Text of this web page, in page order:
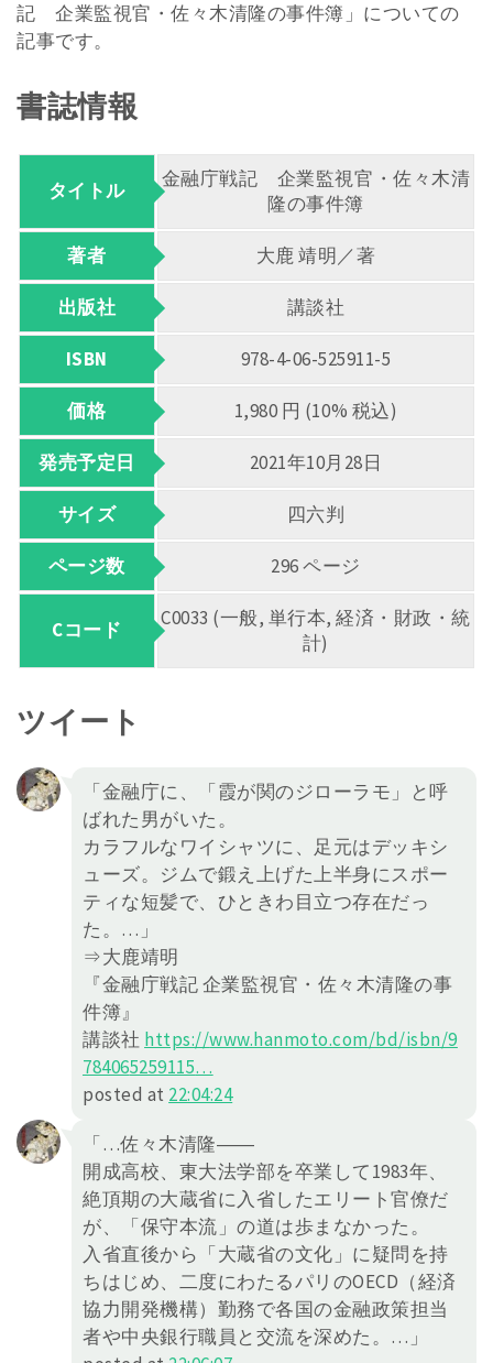
記 企業監視官・佐々木清隆の事件簿」についての
記事です。
書誌情報
タイトル
金融庁戦記 企業監視官・佐々木清
隆の事件簿
著者 大鹿 靖明／著
出版社 講談社
ISBN 978-4-06-525911-5
価格 1,980 円 (10% 税込)
発売予定日 2021年10月28日
サイズ 四六判
ページ数 296 ページ
Cコード
C0033 (一般, 単行本, 経済・財政・統
計)
ツイート
「金融庁に、「霞が関のジローラモ」と呼
ばれた男がいた。
カラフルなワイシャツに、足元はデッキシ
ューズ。ジムで鍛え上げた上半身にスポー
ティな短髪で、ひときわ目立つ存在だっ
た。…」
⇒大鹿靖明
『金融庁戦記 企業監視官・佐々木清隆の事
件簿』
講談社 https://www.hanmoto.com/bd/isbn/9
784065259115…
posted at 22:04:24
「…佐々木清隆――
開成高校、東大法学部を卒業して1983年、
絶頂期の大蔵省に入省したエリート官僚だ
が、「保守本流」の道は歩まなかった。
入省直後から「大蔵省の文化」に疑問を持
ちはじめ、二度にわたるパリのOECD（経済
協力開発機構）勤務で各国の金融政策担当
者や中央銀行職員と交流を深めた。…」